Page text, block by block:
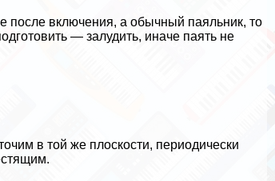
после включения, а обычный паяльник, то
— залудить, иначе паять не
в той же плоскости, периодически